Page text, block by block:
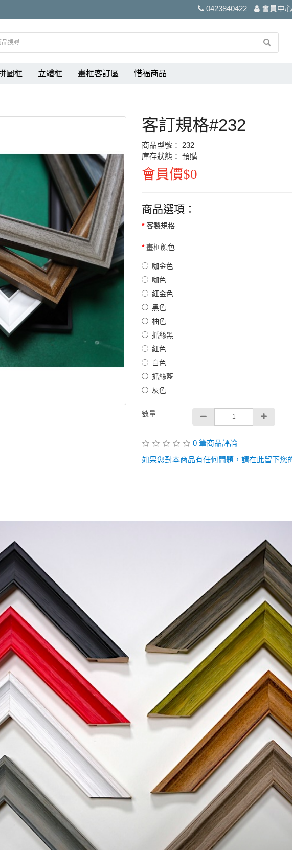
0423840422 會員中心
圖框 立體框 畫框客訂區 惜福商品
客訂規格#232
商品型號： 232
庫存狀態： 預購
會員價$0
商品選項：
客製規格
畫框顏色
咖金色
咖色
紅金色
黑色
柚色
抓絲黑
紅色
白色
抓絲藍
灰色
數量
0 筆商品評論
如果您對本商品有任何問題，請在此留下您